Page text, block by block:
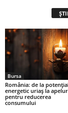
Bursa
România: de la
energetic uriaș la
pentru reducerea
consumului